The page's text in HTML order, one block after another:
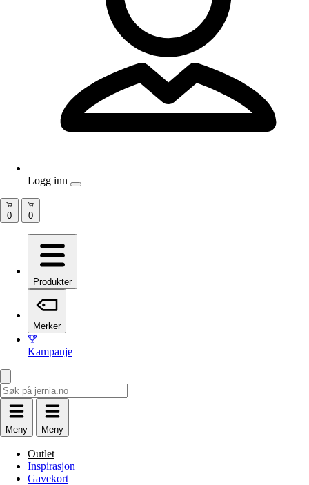
Produkter
Merker
Kampanje
Meny Meny
Outlet
Inspirasjon
Gavekort